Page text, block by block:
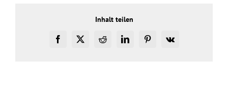
Inhalt teilen
Facebook
X RedditLinkedInPinterest
Vk